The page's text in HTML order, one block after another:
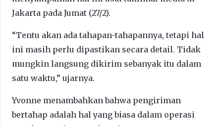
Jakarta pada Jumat (27/2).
“Tentu akan ada tahapan-tahapannya, tetapi hal
ini masih perlu dipastikan secara detail. Tidak
mungkin langsung dikirim sebanyak itu dalam
satu waktu,” ujarnya.
Yvonne menambahkan bahwa pengiriman
bertahap adalah hal yang biasa dalam operasi